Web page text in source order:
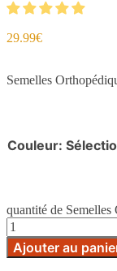
29.99€
Semelles
Couleur:
quantité de
Ajouter au